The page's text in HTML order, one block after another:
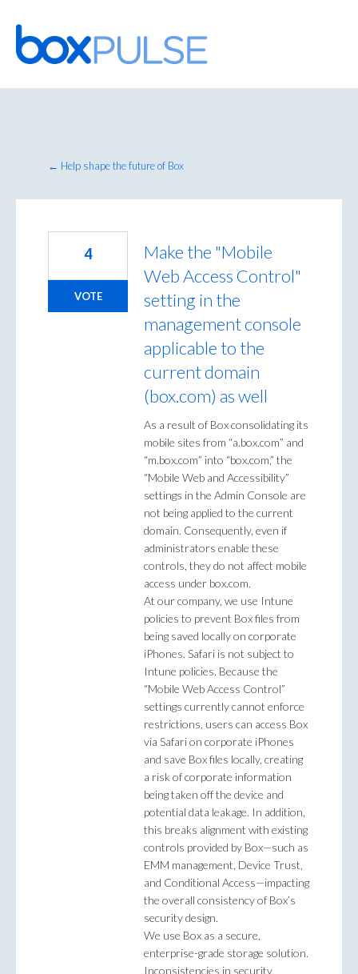
Skip
to
content
← Help shape the future of Box
Make the "Mobile
Web Access Control"
setting in the
management console
applicable to the
current domain
(box.com) as well
As a result of Box consolidating its
mobile sites from “a.box.com” and
“m.box.com” into “box.com,” the
“Mobile Web and Accessibility”
settings in the Admin Console are
not being applied to the current
domain. Consequently, even if
administrators enable these
controls, they do not affect mobile
access under box.com.
At our company, we use Intune
policies to prevent Box files from
being saved locally on corporate
iPhones. Safari is not subject to
Intune policies. Because the
“Mobile Web Access Control”
settings currently cannot enforce
restrictions, users can access Box
via Safari on corporate iPhones
and save Box files locally, creating
a risk of corporate information
being taken off the device and
potential data leakage. In addition,
this breaks alignment with existing
controls provided by Box—such as
EMM management, Device Trust,
and Conditional Access—impacting
the overall consistency of Box’s
security design.
We use Box as a secure,
enterprise-grade storage solution.
Inconsistencies in security
4
VOTE